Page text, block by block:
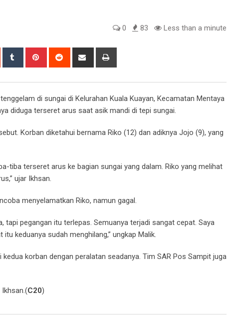
0 83 Less than a minute
StumbleUpon
Tumblr Pinterest Reddit
Share
di sungai di Kelurahan Kuala Kuayan, Kecamatan Mentaya
diduga terseret arus saat asik mandi di tepi sungai.
Korban diketahui bernama Riko (12) dan adiknya Jojo (9), yang
tiba terseret arus ke bagian sungai yang dalam. Riko yang melihat
ujar Ikhsan.
menyelamatkan Riko, namun gagal.
pegangan itu terlepas. Semuanya terjadi sangat cepat. Saya
keduanya sudah menghilang,” ungkap Malik.
korban dengan peralatan seadanya. Tim SAR Pos Sampit juga
C20)